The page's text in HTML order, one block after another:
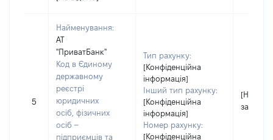
5
Найменування:
АТ
"ПриватБанк"
Код в Єдиному
державному
реєстрі
юридичних
осіб, фізичних
осіб –
підприємців та
Тип рахунку:
[Конфіденційна
інформація]
Інший тип рахунку:
[Конфіденційна
інформація]
Номер рахунку:
[Конфіденційна
[Не